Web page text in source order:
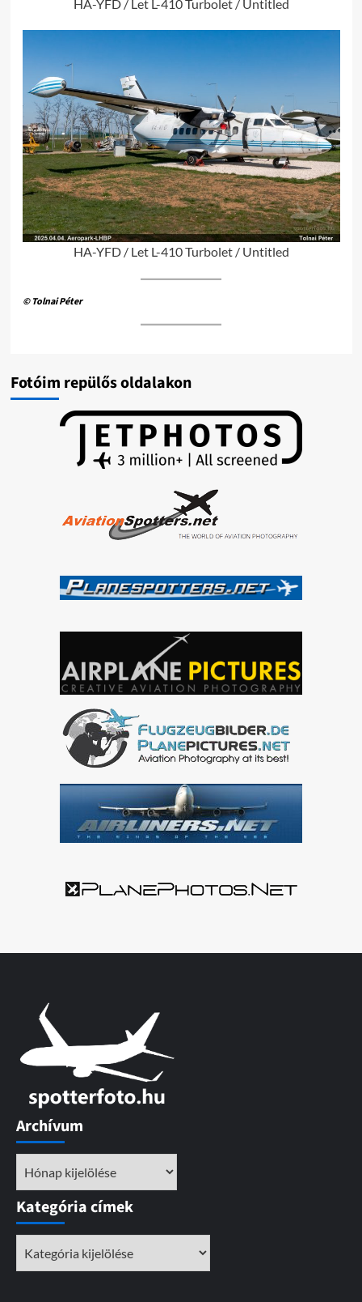
HA-YFD / Let L-410 Turbolet / Untitled
HA-YFD / Let L-410 Turbolet / Untitled
© Tolnai Péter
Fotóim repülős oldalakon
Archívum
Kategória címek